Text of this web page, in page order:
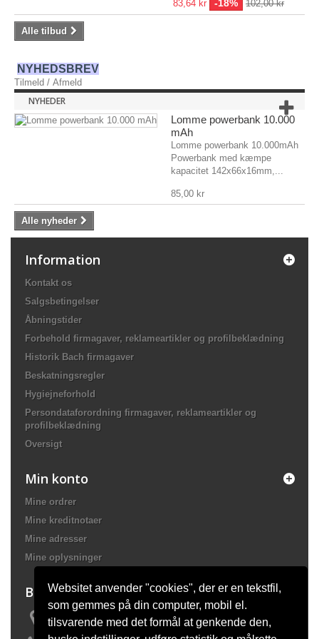
Websitet anvender "cookies", der er en tekstfil,
som gemmes på din computer, mobil el.
tilsvarende med det formål at genkende den,
83,64 kr -18% 102,00 kr
Alle tilbud
NYHEDSBREV
Tilmeld / Afmeld
NYHEDER
Lomme powerbank 10.000
mAh
Lomme powerbank 10.000mAh
Powerbank med kæmpe
kapacitet 142x66x16mm,...
85,00 kr
Alle nyheder
Information
Kontakt os
Salgsbetingelser
Åbningstider
Forbehold firmagaver, reklameartikler og profilbeklædning
Historik Bach firmagaver
Beskatningsregler
Hygiejneforhold
Persondataforordning firmagaver, reklameartikler og
profilbeklædning
Oversigt
Min konto
Mine ordrer
Mine kreditnotaer
Mine adresser
Mine oplysninger
Butiksinformation
Bach Promotion, Trafikskolevej 2 7400 Herning Danmark